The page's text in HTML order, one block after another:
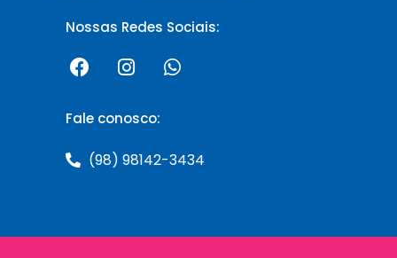
Nossas Redes Sociais:
Fale conosco:
(98) 98142-3434